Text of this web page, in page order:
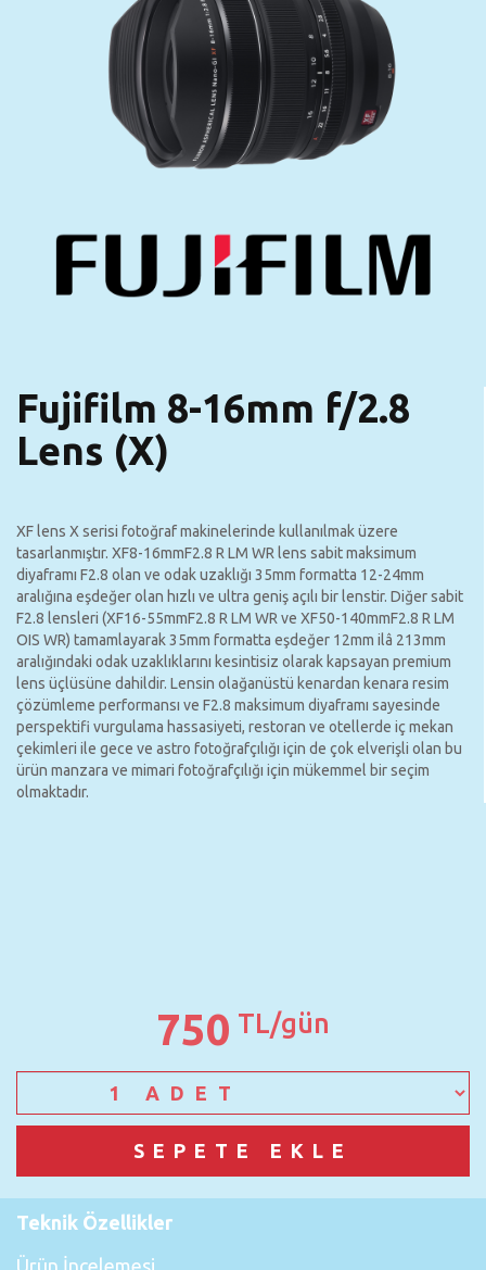
Fujifilm 8-16mm f/2.8
Lens (X)
XF lens X serisi fotoğraf makinelerinde kullanılmak üzere
tasarlanmıştır. XF8-16mmF2.8 R LM WR lens sabit maksimum
diyaframı F2.8 olan ve odak uzaklığı 35mm formatta 12-24mm
aralığına eşdeğer olan hızlı ve ultra geniş açılı bir lenstir. Diğer sabit
F2.8 lensleri (XF16-55mmF2.8 R LM WR ve XF50-140mmF2.8 R LM
OIS WR) tamamlayarak 35mm formatta eşdeğer 12mm ilâ 213mm
aralığındaki odak uzaklıklarını kesintisiz olarak kapsayan premium
lens üçlüsüne dahildir. Lensin olağanüstü kenardan kenara resim
çözümleme performansı ve F2.8 maksimum diyaframı sayesinde
perspektifi vurgulama hassasiyeti, restoran ve otellerde iç mekan
çekimleri ile gece ve astro fotoğrafçılığı için de çok elverişli olan bu
ürün manzara ve mimari fotoğrafçılığı için mükemmel bir seçim
olmaktadır.
750 TL/gün
Teknik Özellikler
Ürün İncelemesi